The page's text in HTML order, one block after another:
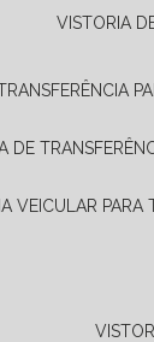
VISTORIA
DE
VEICULAR PARA